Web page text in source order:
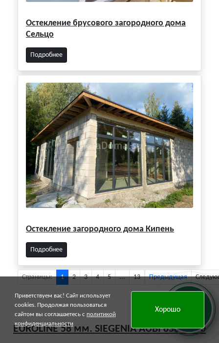
Остекление брусового загородного дома
Сельцо
Подробнее
Остекление загородного дома Кипень
Подробнее
Страницы: 1 2 3 4 5 ... 13 Предыдущая
EUROLINE 58 мм. SIEGENIA AUBI 850x2150
Приветствуем вас! Сайт использует
cookies. Продолжая пользоваться
сайтом вы соглашаетесь с политикой
конфиденциальности
Хорошо